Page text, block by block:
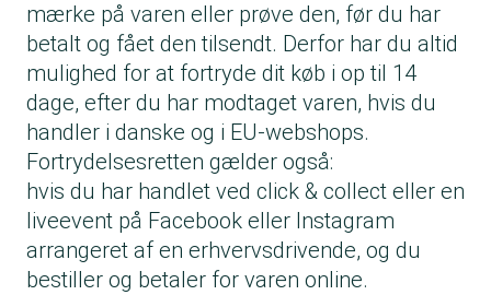
mærke på varen eller prøve den, før du har
betalt og fået den tilsendt. Derfor har du altid
mulighed for at fortryde dit køb i op til 14
dage, efter du har modtaget varen, hvis du
handler i danske og i EU-webshops.
Fortrydelsesretten gælder også:
hvis du har handlet ved click & collect eller en
liveevent på Facebook eller Instagram
arrangeret af en erhvervsdrivende, og du
bestiller og betaler for varen online.